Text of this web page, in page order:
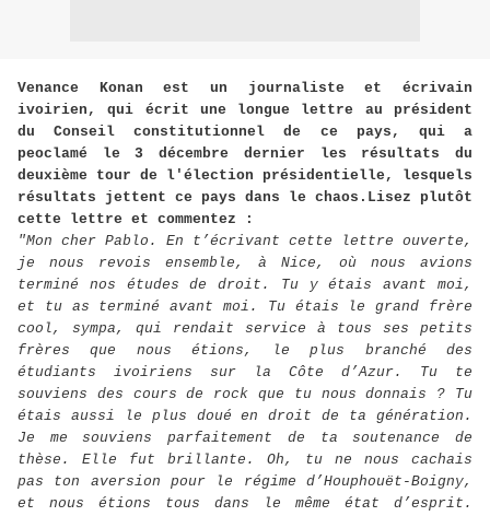
Venance Konan est un journaliste et écrivain
ivoirien, qui écrit une longue lettre au président
du Conseil constitutionnel de ce pays, qui a
peoclamé le 3 décembre dernier les résultats du
deuxième tour de l'élection présidentielle, lesquels
résultats jettent ce pays dans le chaos.Lisez plutôt
cette lettre et commentez :
"Mon cher Pablo. En t’écrivant cette lettre ouverte,
je nous revois ensemble, à Nice, où nous avions
terminé nos études de droit. Tu y étais avant moi,
et tu as terminé avant moi. Tu étais le grand frère
cool, sympa, qui rendait service à tous ses petits
frères que nous étions, le plus branché des
étudiants ivoiriens sur la Côte d’Azur. Tu te
souviens des cours de rock que tu nous donnais ? Tu
étais aussi le plus doué en droit de ta génération.
Je me souviens parfaitement de ta soutenance de
thèse. Elle fut brillante. Oh, tu ne nous cachais
pas ton aversion pour le régime d’Houphouët-Boigny,
et nous étions tous dans le même état d’esprit.